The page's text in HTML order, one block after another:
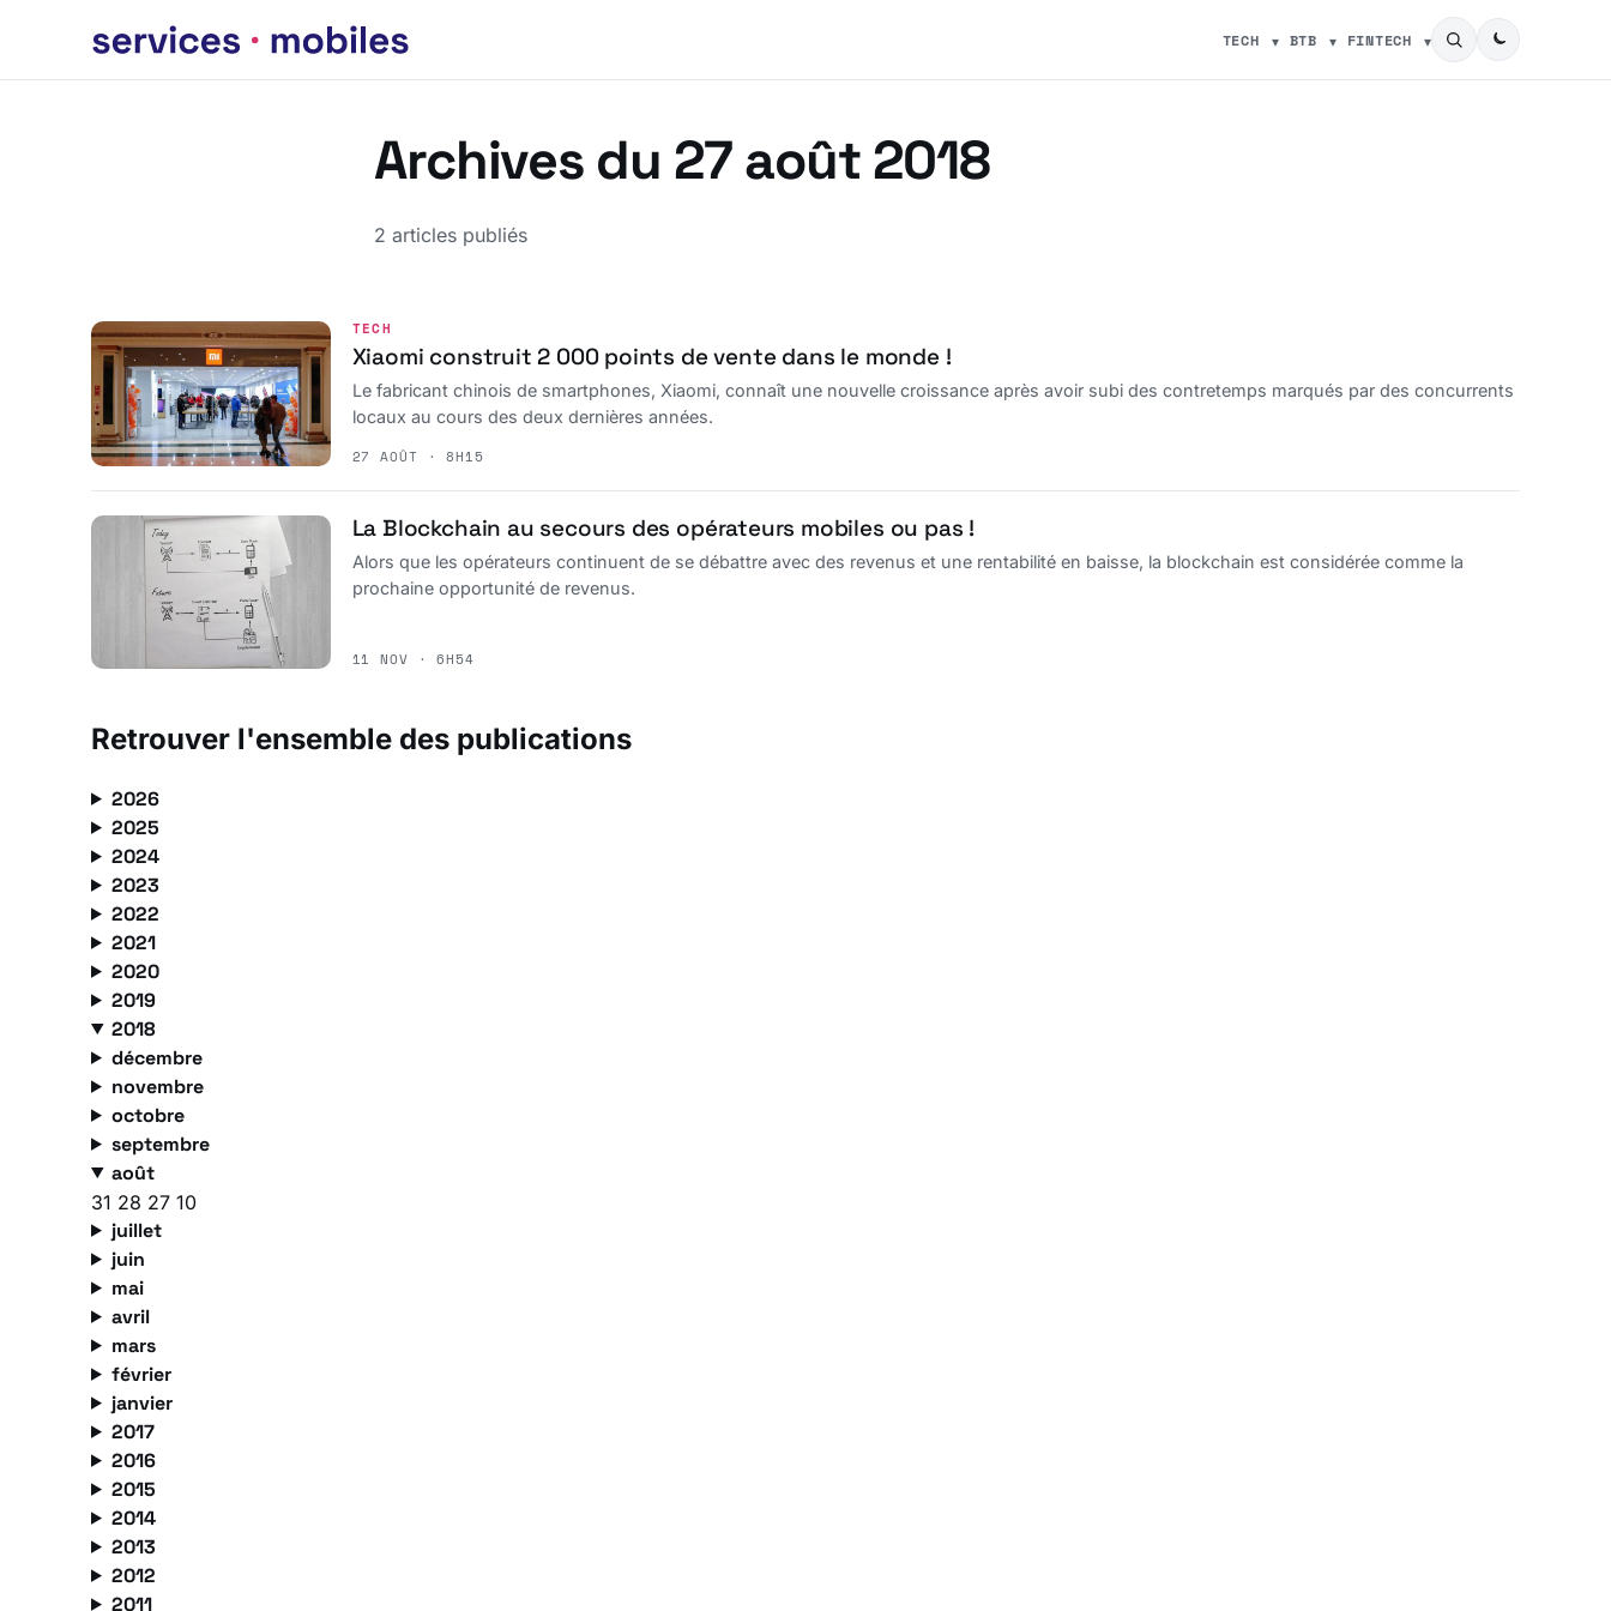
TECH BTB FINTECH
Archives du 27 août 2018
2 articles publiés
TECH
Xiaomi construit 2 000 points de vente dans le monde !
Le fabricant chinois de smartphones, Xiaomi, connaît une nouvelle croissance après avoir subi des contretemps marqués par des concurrents
locaux au cours des deux dernières années.
27 AOÛT · 8H15
La Blockchain au secours des opérateurs mobiles ou pas !
Alors que les opérateurs continuent de se débattre avec des revenus et une rentabilité en baisse, la blockchain est considérée comme la
prochaine opportunité de revenus.
11 NOV · 6H54
Retrouver l'ensemble des publications
2026
2025
2024
2023
2022
2021
2020
2019
2018
décembre
novembre
octobre
septembre
août
31 28 27 10
juillet
juin
mai
avril
mars
février
janvier
2017
2016
2015
2014
2013
2012
2011